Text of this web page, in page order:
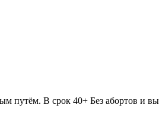
путём. В срок 40+ Без абортов и